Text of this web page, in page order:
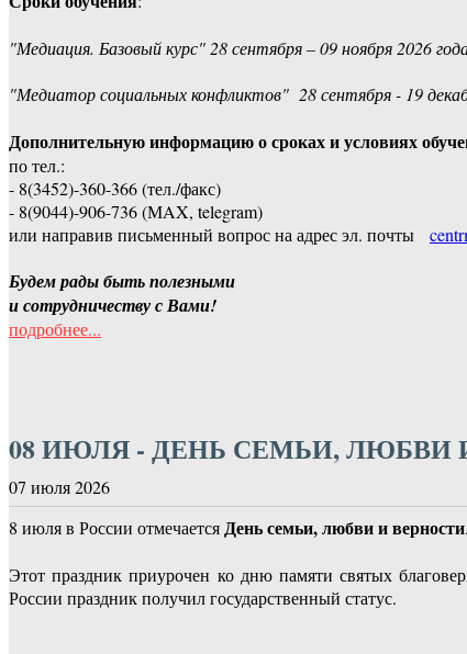
"Медиация. Базовый курс" 28 сентября – 09 ноября 2026
"Медиатор социальных конфликтов" 28 сентября - 19
Дополнительную информацию о сроках и условиях
по тел.:
- 8(3452)-360-366 (тел./факс)
- 8(9044)-906-736 (МAX, telegram)
или направив письменный вопрос на адрес эл. почты
Будем рады быть полезными
и сотрудничеству с Вами!
подробнее...
08 ИЮЛЯ - ДЕНЬ СЕМЬИ, ЛЮБВИ
07 июля 2026
8 июля в России отмечаетсяДень семьи, любви и верности.
Этот праздник приурочен ко дню памяти святых
России праздник получил государственный статус.